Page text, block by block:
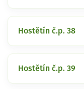
Hostětín č.p. 38
Hostětín č.p. 39